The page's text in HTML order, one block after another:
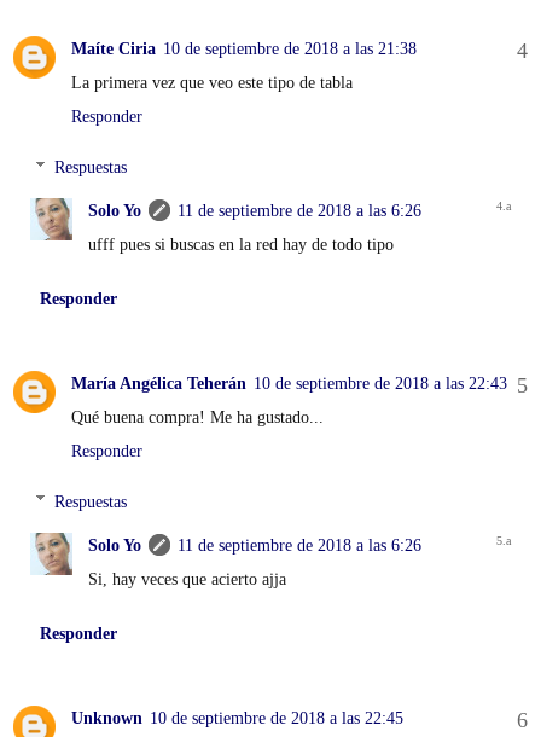
Maíte Ciria 10 de septiembre de 2018 a las 21:38
La primera vez que veo este tipo de tabla
Responder
Respuestas
Solo Yo
11 de septiembre de 2018 a las 6:26
ufff pues si buscas en la red hay de todo tipo
Responder
María Angélica Teherán 10 de septiembre de 2018 a las 22:43
Qué buena compra! Me ha gustado...
Responder
Respuestas
Solo Yo
11 de septiembre de 2018 a las 6:26
Si, hay veces que acierto ajja
Responder
Unknown 10 de septiembre de 2018 a las 22:45